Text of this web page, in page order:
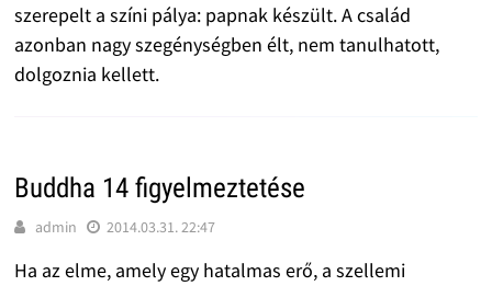
szerepelt a színi pálya: papnak készült. A család
azonban nagy szegénységben élt, nem tanulhatott,
dolgoznia kellett.
Buddha 14 figyelmeztetése
admin 2014.03.31. 22:47
Ha az elme, amely egy hatalmas erő, a szellemi